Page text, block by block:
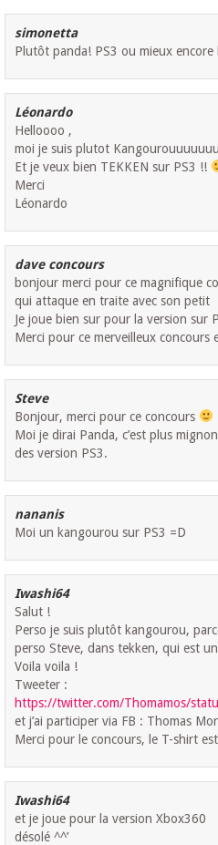
simonetta
Plutôt panda! PS3 ou mieux
Léonardo
Helloooo ,
moi je suis plutot
Et je veux bien TEKKEN sur PS3 !!
Merci
Léonardo
dave concours
bonjour merci pour ce magnifique
qui attaque en traite avec son petit
Je joue bien sur pour la version sur
Merci pour ce merveilleux concours
Steve
Bonjour, merci pour ce concours
Moi je dirai Panda, c’est plus
des version PS3.
nananis
Moi un kangourou sur PS3 =D
Iwashi64
Salut !
Perso je suis plutôt kangourou,
perso Steve, dans tekken, qui est
Voila voila !
Tweeter :
https://twitter.com/Thomamos/
et j’ai participer via FB : Thomas
Merci pour le concours, le T-shirt
Iwashi64
et je joue pour la version Xbox360
désolé ^^’